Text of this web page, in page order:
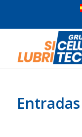
Entradas